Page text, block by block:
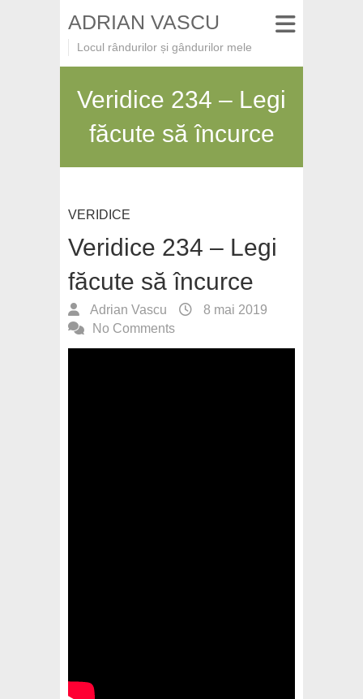
ADRIAN VASCU
Locul rândurilor și gândurilor mele
Veridice 234 – Legi
făcute să încurce
VERIDICE
Veridice 234 – Legi
făcute să încurce
Adrian Vascu
8 mai 2019
No Comments